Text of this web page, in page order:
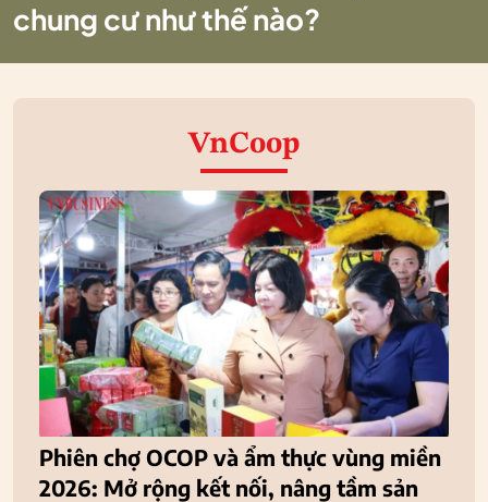
chung cư như thế nào?
VnCoop
Phiên chợ OCOP và ẩm thực vùng miền
2026: Mở rộng kết nối, nâng tầm sản